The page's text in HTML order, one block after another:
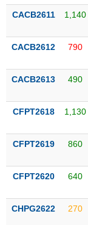
CACB2611 1,140
CACB2612 790
CACB2613 490
CFPT2618 1,130
CFPT2619 860
CFPT2620 640
CHPG2622 270
CHÍNH
CÔNG
NGHỆ
TIN
DỊCH